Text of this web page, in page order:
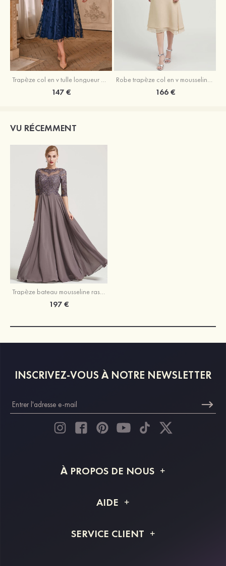
Trapèze col en v tulle longueur mollet robe de mère de la mariée avec appliqué paillettes ceinture
147 €
Robe trapèze col en v mousseline longueur mollet robe de mère de la mariée avec perle
166 €
VU RÉCEMMENT
Trapèze bateau mousseline ras du sol robe de mere de la mariée portobello
197 €
INSCRIVEZ-VOUS À NOTRE NEWSLETTER
À PROPOS DE NOUS
Livraison
AIDE
Retour et remboursement
SERVICE CLIENT